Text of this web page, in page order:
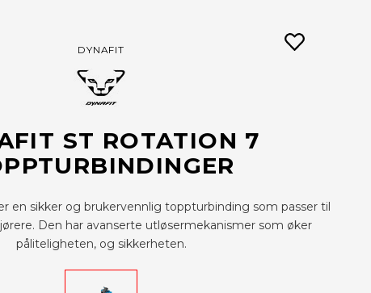
DYNAFIT
ST ROTATION 7
en sikker og brukervennlig toppturbinding som passer til
Den har avanserte utløsermekanismer som øker
påliteligheten, og sikkerheten.